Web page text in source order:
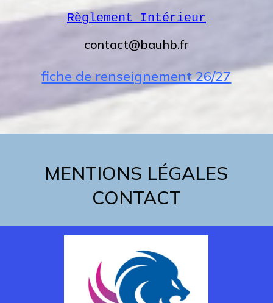
Règlement Intérieur
contact@bauhb.fr
fiche de renseignement 26/27
MENTIONS LÉGALES
CONTACT